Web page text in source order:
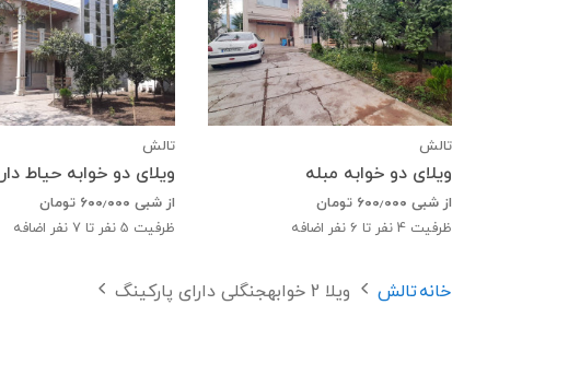
تالش
ویلای دو خوابه مبله
از شبی ۶۰۰٫۰۰۰ تومان
ظرفیت 4 نفر تا 6 نفر اضافه
تالش
ویلای دو خوابه حیاط دار
از شبی ۶۰۰٫۰۰۰ تومان
ظرفیت 5 نفر تا 7 نفر اضافه
خانهتالش ویلا 2 خوابهجنگلی دارای پارکینگ